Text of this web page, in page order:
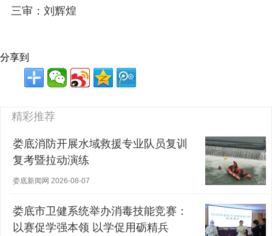
三审：刘辉煌
分享到
精彩推荐
娄底消防开展水域救援专业队员复训
复考暨拉动演练
娄底新闻网 2026-08-07
娄底市卫健系统举办消毒技能竞赛：
以赛促学强本领 以学促用砺精兵